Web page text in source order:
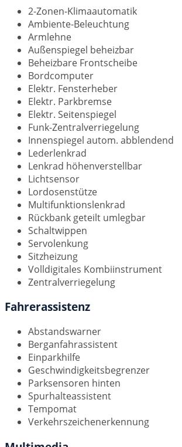
2-Zonen-Klimaautomatik
Ambiente-Beleuchtung
Armlehne
Außenspiegel beheizbar
Beheizbare Frontscheibe
Bordcomputer
Elektr. Fensterheber
Elektr. Parkbremse
Elektr. Seitenspiegel
Funk-Zentralverriegelung
Innenspiegel autom. abblendend
Lederlenkrad
Lenkrad höhenverstellbar
Lichtsensor
Lordosenstütze
Multifunktionslenkrad
Rückbank geteilt umlegbar
Schaltwippen
Servolenkung
Sitzheizung
Volldigitales Kombiinstrument
Zentralverriegelung
Fahrerassistenz
Abstandswarner
Berganfahrassistent
Einparkhilfe
Geschwindigkeitsbegrenzer
Parksensoren hinten
Spurhalteassistent
Tempomat
Verkehrszeichenerkennung